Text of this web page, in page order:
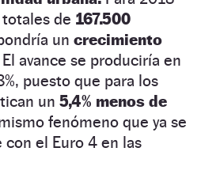
de 167.500
un crecimiento
El avance se produciría en
puesto que para los
un 5,4% menos de
fenómeno que ya se
el Euro 4 en las